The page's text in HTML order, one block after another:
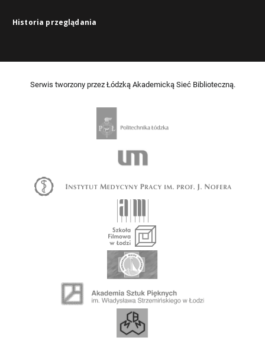
Historia przeglądania
Serwis tworzony przez Łódzką Akademicką Sieć Biblioteczną.